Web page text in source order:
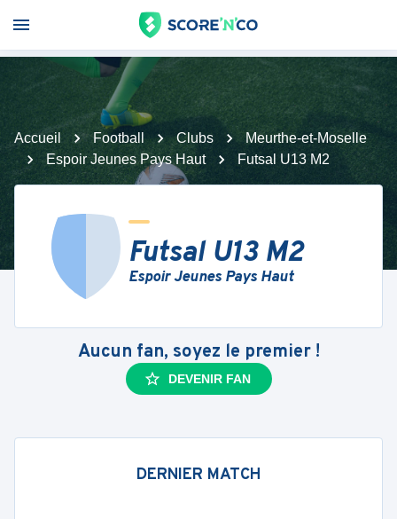
Accueil Football Clubs
Meurthe-et-Moselle
Espoir Jeunes Pays Haut
Futsal U13 M2
Futsal U13 M2
Espoir Jeunes Pays Haut
Aucun fan, soyez le premier !
DEVENIR FAN
DERNIER MATCH